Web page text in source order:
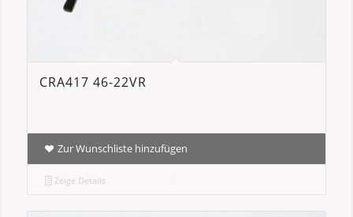
CRA417 46-22VR
Zur Wunschliste hinzufügen
Zeige Details